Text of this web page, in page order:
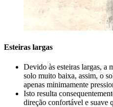
Esteiras largas
Devido às esteiras largas, a
solo muito baixa, assim, o
apenas minimamente
Isto resulta
direção confortável e suave